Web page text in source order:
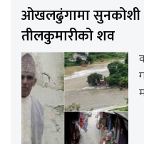
ओखलढुंगामा सुनकोशी
तीलकुमारीको शव